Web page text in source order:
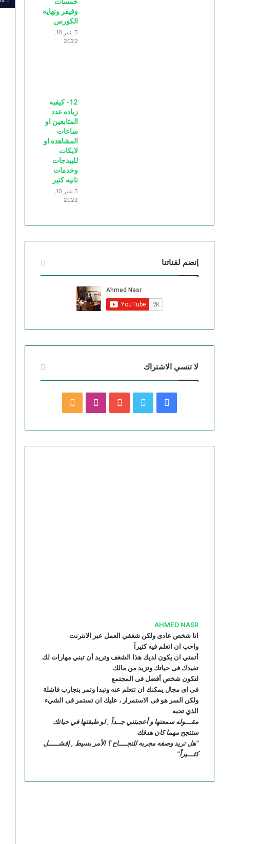
وفيفر ونهايه
الكورس
يناير 10,
2022
12- كيفيه
زياده عدد
المتابعين او
ساعات
المشاهده او
لايكات
للبيدجات
وخدمات
تانيه كتير
يناير 10,
2022
إنضم لقناتنا
لا تنسي الاشتراك
فيسبوك يوتيوب انستقرام
AHMED NASR
انا شخص عادى ولكن شغفي العمل عبر الانترنت
واحب ان اتعلم فيه كثيرآ
أتمني ان يكون لديك هذا الشغف وتريد أن تبني مهارات لك
تفيدك فى حياتك وتزيد من مالك
لتكون شخص أفضل فى المجتمع
فى اى مجال يمكنك ان تتعلم عنه وتبدا وتمر بتجارب فاشلة
ولكن السر هو فى الاستمرار ، عليك ان تستمر فى الشيء
الذي تحبه
مقـــوله سمعتها و أعجبتني جــداً , لو طبقتها في حياتك
ستنجح مهما كان هدفك
“هل تريد وصفه مجربه للنجــــاح ؟ الأمر بسيط , إفشـــــل
كثـــيراً”